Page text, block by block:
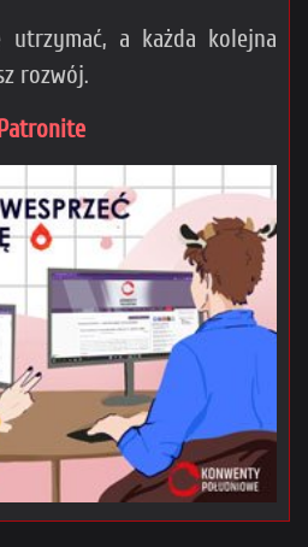
utrzymać, a każda kolejna
rozwój.